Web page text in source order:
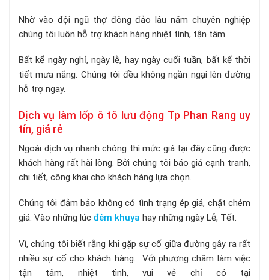
Nhờ vào đội ngũ thợ đông đảo lâu năm chuyên nghiệp
chúng tôi luôn hỗ trợ khách hàng nhiệt tình, tận tâm.
Bất kể ngày nghỉ, ngày lễ, hay ngày cuối tuần, bất kể thời
tiết mưa nắng. Chúng tôi đều không ngần ngại lên đường
hỗ trợ ngay.
Dịch vụ làm lốp ô tô lưu động Tp Phan Rang uy
tín, giá rẻ
Ngoài dịch vụ nhanh chóng thì mức giá tại đây cũng được
khách hàng rất hài lòng. Bởi chúng tôi báo giá cạnh tranh,
chi tiết, công khai cho khách hàng lựa chọn.
Chúng tôi đảm bảo không có tình trạng ép giá, chặt chém
giá. Vào những lúc đêm khuya hay những ngày Lễ, Tết.
Vì, chúng tôi biết rằng khi gặp sự cố giữa đường gây ra rất
nhiều sự cố cho khách hàng. Với phương châm làm việc
tận tâm, nhiệt tình, vui vẻ chỉ có tại